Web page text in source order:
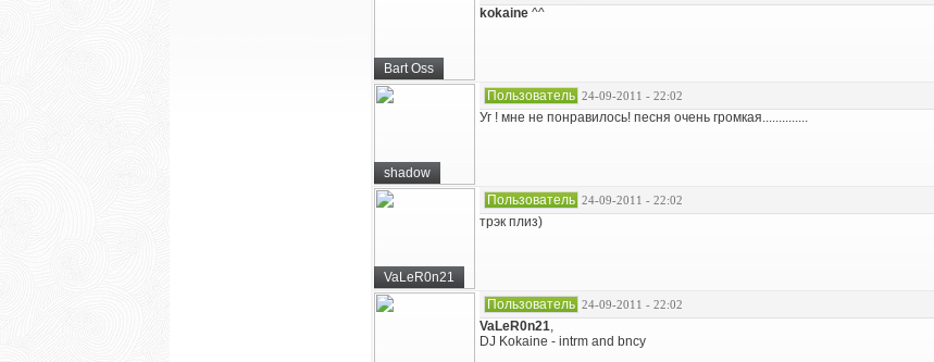
Bart Oss
kokaine ^^
shadow
Пользователь 24-09-2011 - 22:02
Уг ! мне не понравилось! песня очень громкая..............
VaLeR0n21
Пользователь 24-09-2011 - 22:02
трэк плиз)
Пользователь 24-09-2011 - 22:02
VaLeR0n21,
DJ Kokaine - intrm and bncy